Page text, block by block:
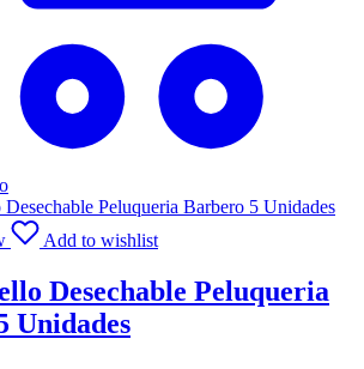
Add to wishlist
Desechable Peluqueria
Unidades